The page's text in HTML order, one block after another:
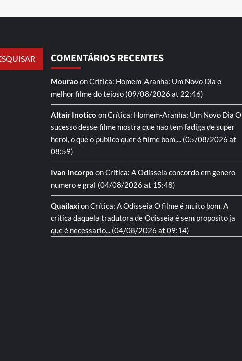
COMENTÁRIOS RECENTES
Mourao onCrítica: Homem-Aranha: Um Novo Dia o
melhor filme do teioso (09/08/2026 at 22:46)
Altair Inotico onCrítica: Homem-Aranha: Um Novo Dia O
sucesso desse filme mostra que nao tem fadiga de super
heroi, o que o publico quer é filme bom,... (05/08/2026 at
08:59)
Ivan Incorpo onCrítica: A Odisseia concordo em genero
numero e gral (04/08/2026 at 15:48)
QuailaxionCrítica: A Odisseia O filme é muito bom. A
critica daquela tradutora de Odisseia é sem proposito ja
que é necessario... (04/08/2026 at 09:14)